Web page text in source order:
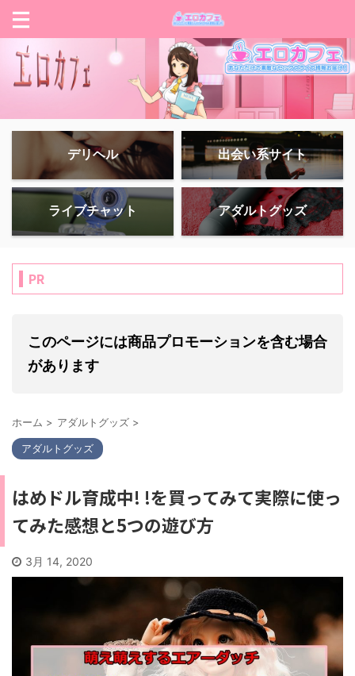
デリヘル 出会い系サイト
ライブチャット アダルトグッズ
PR
このページには商品プロモーションを含む場合
があります
ホーム > アダルトグッズ >
アダルトグッズ
はめドル育成中! !を買ってみて実際に使っ
てみた感想と5つの遊び方
3月 14, 2020